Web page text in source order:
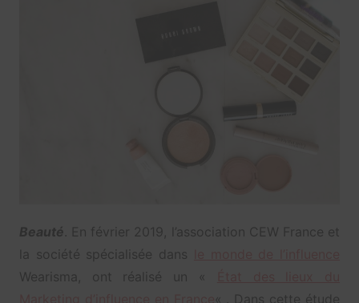
Beauté . En février 2019, l’association CEW France et
la société spécialisée dans
Wearisma, ont réalisé un «
« . Dans cette étude